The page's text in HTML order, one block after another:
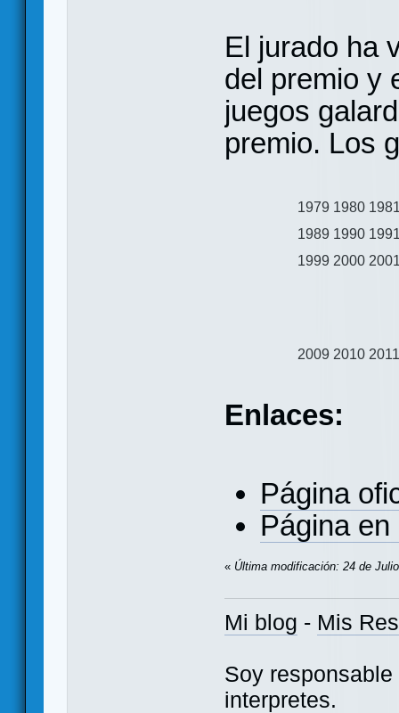
El jurado ha
del premio y
juegos
premio. Los
1979 1980
1989 1990
1999 2000
2009 2010 2011
Enlaces:
Página
Página
« Última modificación: 24 de
Mi blog - Mis
Soy
interpretes.